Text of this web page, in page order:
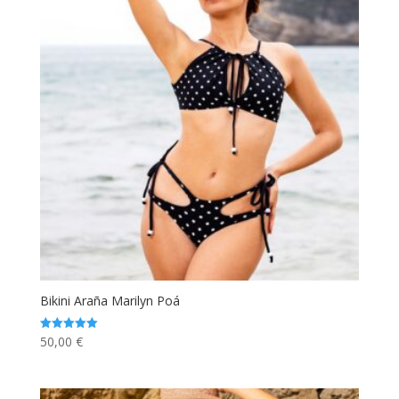
Bikini Araña Marilyn Poá
Valorado
con
50,00 €